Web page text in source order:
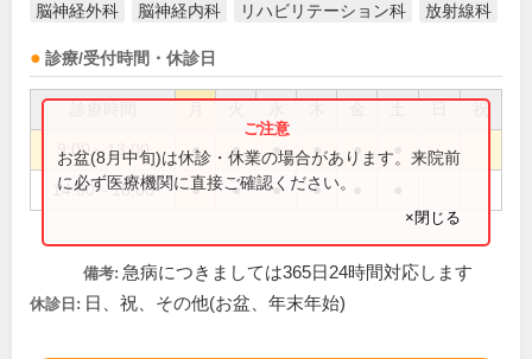
脳神経外科 脳神経内科 リハビリテーション科 放射線科
診療/受付時間・休診日
祝
9:00～13:00 ● ● ● ● ●
14:00～18:00 ● ● ● ●
お盆(8月中旬)は休診・休業の場合があります。来院前
に必ず医療機関に直接ご確認ください。
×閉じる
備考: 急病につきましては365日24時間対応します
休診日: 日、祝、その他(お盆、年末年始)